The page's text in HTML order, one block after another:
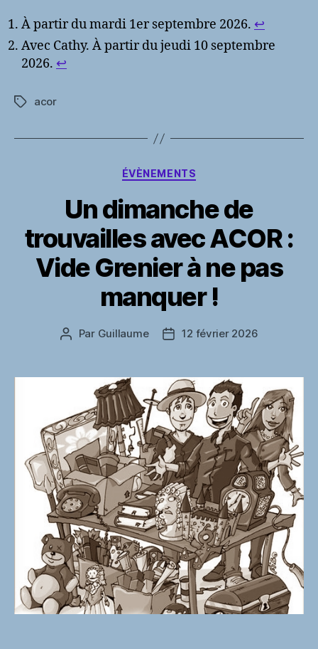
À partir du mardi 1er septembre 2026. ↩︎
Avec Cathy. À partir du jeudi 10 septembre
2026. ↩︎
Étiquettes
acor
Catégories
ÉVÈNEMENTS
Un dimanche de
trouvailles avec ACOR :
Vide Grenier à ne pas
manquer !
Auteur
Par Guillaume
Date12 février 2026